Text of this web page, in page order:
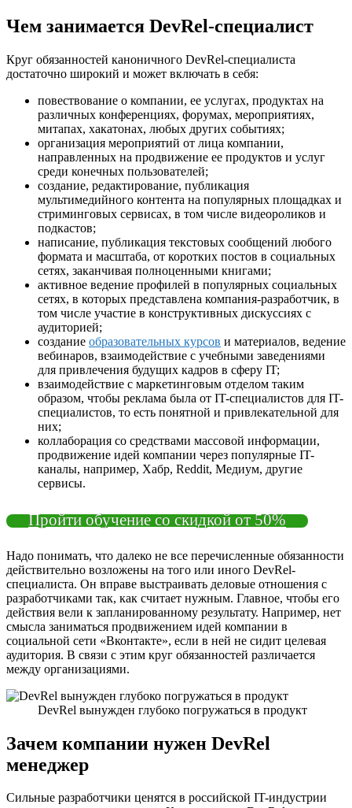
Чем занимается DevRel-специалист
Круг обязанностей каноничного DevRel-специалиста
достаточно широкий и может включать в себя:
повествование о компании, ее услугах, продуктах на
различных конференциях, форумах, мероприятиях,
митапах, хакатонах, любых других событиях;
организация мероприятий от лица компании,
направленных на продвижение ее продуктов и услуг
среди конечных пользователей;
создание, редактирование, публикация
мультимедийного контента на популярных площадках и
стриминговых сервисах, в том числе видеороликов и
подкастов;
написание, публикация текстовых сообщений любого
формата и масштаба, от коротких постов в социальных
сетях, заканчивая полноценными книгами;
активное ведение профилей в популярных социальных
сетях, в которых представлена компания-разработчик, в
том числе участие в конструктивных дискуссиях с
аудиторией;
создание образовательных курсов и материалов, ведение
вебинаров, взаимодействие с учебными заведениями
для привлечения будущих кадров в сферу IT;
взаимодействие с маркетинговым отделом таким
образом, чтобы реклама была от IT-специалистов для IT-
специалистов, то есть понятной и привлекательной для
них;
коллаборация со средствами массовой информации,
продвижение идей компании через популярные IT-
каналы, например, Хабр, Reddit, Медиум, другие
сервисы.
Пройти обучение со скидкой от 50%
Надо понимать, что далеко не все перечисленные обязанности
действительно возложены на того или иного DevRel-
специалиста. Он вправе выстраивать деловые отношения с
разработчиками так, как считает нужным. Главное, чтобы его
действия вели к запланированному результату. Например, нет
смысла заниматься продвижением идей компании в
социальной сети «Вконтакте», если в ней не сидит целевая
аудитория. В связи с этим круг обязанностей различается
между организациями.
DevRel вынужден глубоко погружаться в продукт
Зачем компании нужен DevRel
менеджер
Сильные разработчики ценятся в российской IT-индустрии